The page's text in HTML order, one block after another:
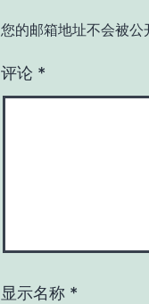
您的邮箱地址不会被公
评论 *
显示名称 *